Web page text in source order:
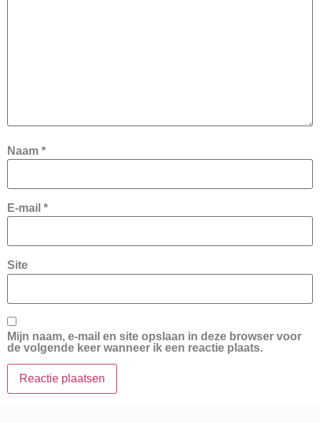
Naam *
E-mail *
Site
Mijn naam, e-mail en site opslaan in deze browser voor
de volgende keer wanneer ik een reactie plaats.